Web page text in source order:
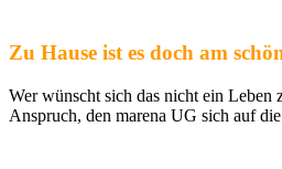
Zu Hause ist es doch am
Wer wünscht sich das nicht ein Leben
Anspruch, den marena UG sich auf